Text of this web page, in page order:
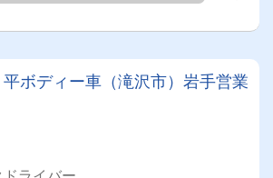
ボディー車（滝沢市）岩手営業